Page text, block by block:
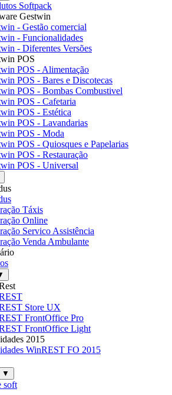
Softpack
Gestwin
- Gestão comercial
- Funcionalidades
- Diferentes Versões
POS
POS - Alimentação
POS - Bares e Discotecas
POS - Bombas Combustivel
POS - Cafetaria
POS - Estética
POS - Lavandarias
POS - Moda
POS - Quiosques e Papelarias
POS - Restauração
POS - Universal
Táxis
Online
Servico Assistência
Venda Ambulante
Store UX
FrontOffice Pro
FrontOffice Light
2015
WinREST FO 2015
▼
soft